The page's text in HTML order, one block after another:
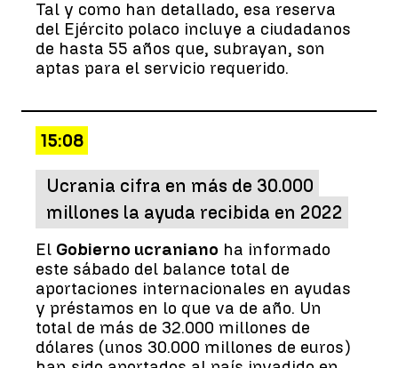
Tal y como han detallado, esa reserva
del Ejército polaco incluye a ciudadanos
de hasta 55 años que, subrayan, son
aptas para el servicio requerido.
15:08
Ucrania cifra en más de 30.000
millones la ayuda recibida en 2022
El Gobierno ucraniano ha informado
este sábado del balance total de
aportaciones internacionales en ayudas
y préstamos en lo que va de año. Un
total de más de 32.000 millones de
dólares (unos 30.000 millones de euros)